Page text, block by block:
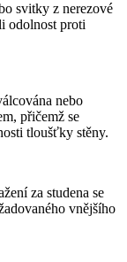
svitky z nerezové
odolnost proti
nebo
přičemž se
tloušťky stěny.
za studena se
vnějšího